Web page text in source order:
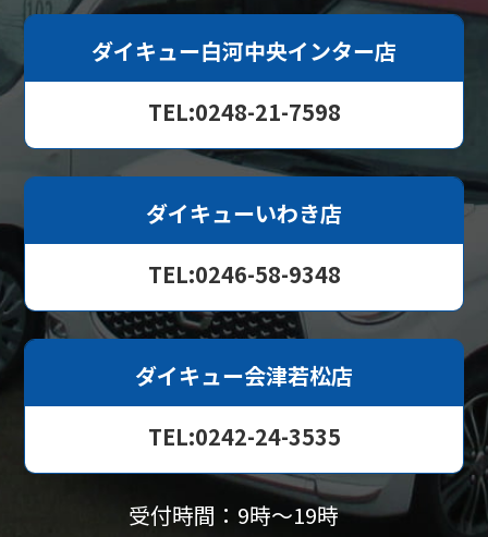
ダイキュー白河中央インター店
TEL:0248-21-7598
ダイキューいわき店
TEL:0246-58-9348
ダイキュー会津若松店
TEL:0242-24-3535
受付時間：9時〜19時